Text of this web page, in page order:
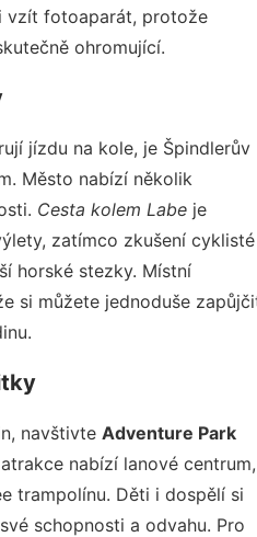
vzít fotoaparát, protože
ohromující.
jízdu na kole, je Špindlerův
Město nabízí několik
Cesta kolem Labe je
zatímco zkušení cyklisté
horské stezky. Místní
si můžete jednoduše
navštivte Adventure Park
nabízí lanové centrum,
trampolínu. Děti i dospělí si
schopnosti a odvahu. Pro